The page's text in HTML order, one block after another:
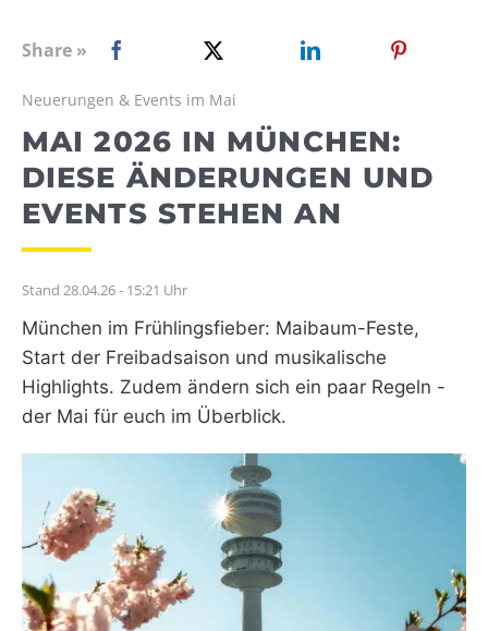
Share »
Neuerungen & Events im Mai
MAI 2026 IN MÜNCHEN:
DIESE ÄNDERUNGEN UND
EVENTS STEHEN AN
Stand 28.04.26 - 15:21 Uhr
München im Frühlingsfieber: Maibaum-Feste,
Start der Freibadsaison und musikalische
Highlights. Zudem ändern sich ein paar Regeln -
der Mai für euch im Überblick.